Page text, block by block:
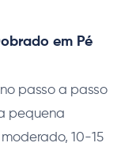
em Pé
passo a passo
pequena
10-15